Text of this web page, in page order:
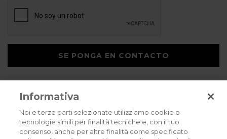
SE PONGA EN CONTACTO
Privacy policy Cookies policy Careers
Informativa
Noi e terze parti selezionate utilizziamo cookie o
tecnologie simili per finalità tecniche e, con il tuo
consenso, anche per altre finalità come specificato